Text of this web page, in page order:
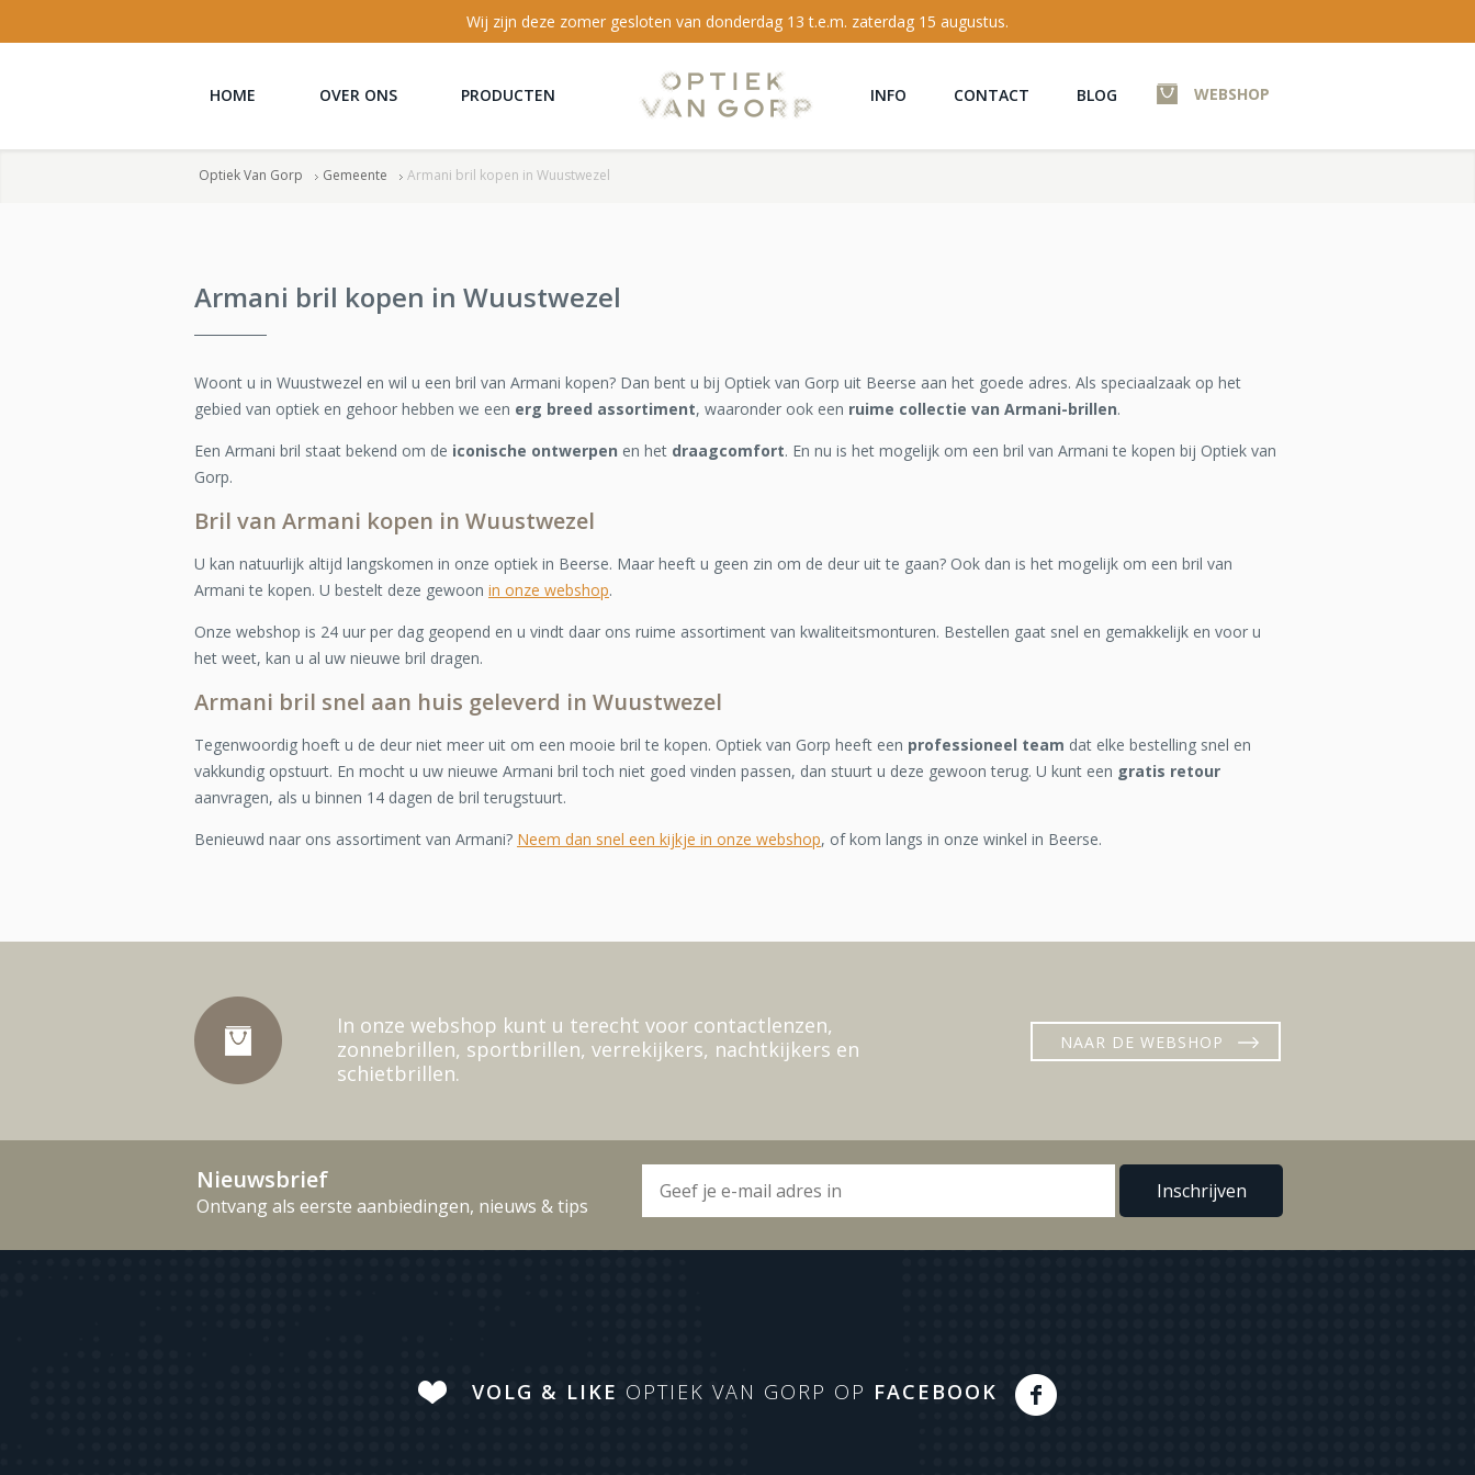
Wij zijn deze zomer gesloten van donderdag 13 t.e.m. zaterdag 15 augustus.
WEBSHOP
HOME OVER ONS PRODUCTEN INFO CONTACT BLOG
Optiek Van Gorp Gemeente Armani bril kopen in Wuustwezel
Armani bril kopen in Wuustwezel
Woont u in Wuustwezel en wil u een bril van Armani kopen? Dan bent u bij Optiek van Gorp uit Beerse aan het goede adres. Als speciaalzaak op het
gebied van optiek en gehoor hebben we een erg breed assortiment, waaronder ook een ruime collectie van Armani-brillen.
Een Armani bril staat bekend om de iconische ontwerpen en het draagcomfort. En nu is het mogelijk om een bril van Armani te kopen bij Optiek van
Gorp.
Bril van Armani kopen in Wuustwezel
U kan natuurlijk altijd langskomen in onze optiek in Beerse. Maar heeft u geen zin om de deur uit te gaan? Ook dan is het mogelijk om een bril van
Armani te kopen. U bestelt deze gewoon in onze webshop.
Onze webshop is 24 uur per dag geopend en u vindt daar ons ruime assortiment van kwaliteitsmonturen. Bestellen gaat snel en gemakkelijk en voor u
het weet, kan u al uw nieuwe bril dragen.
Armani bril snel aan huis geleverd in Wuustwezel
Tegenwoordig hoeft u de deur niet meer uit om een mooie bril te kopen. Optiek van Gorp heeft een professioneel team dat elke bestelling snel en
vakkundig opstuurt. En mocht u uw nieuwe Armani bril toch niet goed vinden passen, dan stuurt u deze gewoon terug. U kunt een gratis retour
aanvragen, als u binnen 14 dagen de bril terugstuurt.
Benieuwd naar ons assortiment van Armani? Neem dan snel een kijkje in onze webshop, of kom langs in onze winkel in Beerse.
In onze webshop kunt u terecht voor contactlenzen,
zonnebrillen, sportbrillen, verrekijkers, nachtkijkers en
schietbrillen.
NAAR DE WEBSHOP
Nieuwsbrief
Ontvang als eerste aanbiedingen, nieuws & tips
VOLG & LIKE OPTIEK VAN GORP OP FACEBOOK